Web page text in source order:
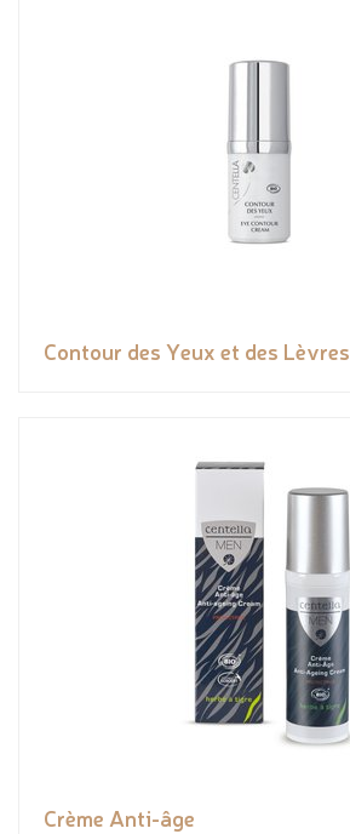
Contour des Yeux et des Lèvres
Crème Anti-âge